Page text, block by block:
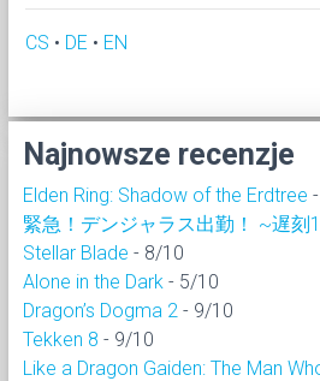
CS • DE • EN
Najnowsze recenzje
Elden Ring: Shadow of the Erdtree
緊急！デンジャラス出勤！ ~遅刻
Stellar Blade - 8/10
Alone in the Dark - 5/10
Dragon’s Dogma 2 - 9/10
Tekken 8 - 9/10
Like a Dragon Gaiden: The Man